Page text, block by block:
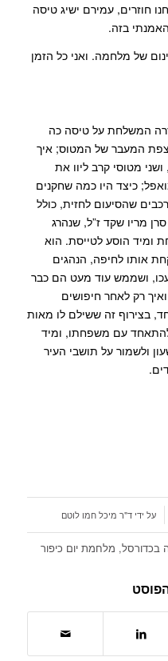
חוזרים, עמירם ישיג טיסה
בזה.
של מלחמה. ואני כל הזמן
המשלחת על טיסה כה
המעבר של המטוס; איך
מטוסי קרב ליוו את
כיצד היו כמה שחקנים
שהסיעום לחזית, כולל
מריו שקד ז”ל, שנהרג
ומיד הוסע לטייסת. הוא
אותו לחיפה, הנהגים
ושממש עוד מעט הם כבר
רק לאחר חיפושים
בצירוף זה ששילם לו מאות
עם משפחתו, ומיד
ולשמור על תושבי העיר
על ידיד"ר מיכל חמו לוטם
בכדורסל, מלחמת יום כיפור